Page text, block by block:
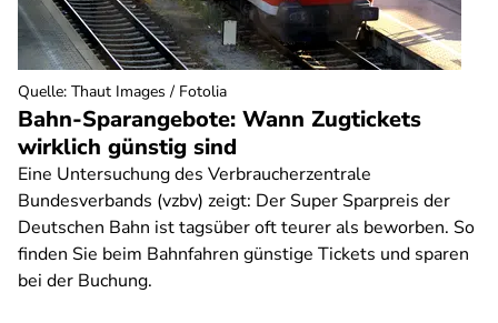
Bahn-Sparangebote: Wann Zugtickets
wirklich günstig sind
Eine Untersuchung des Verbraucherzentrale
Bundesverbands (vzbv) zeigt: Der Super Sparpreis der
Deutschen Bahn ist tagsüber oft teurer als beworben. So
finden Sie beim Bahnfahren günstige Tickets und sparen
bei der Buchung.
Quelle: Thaut Images / Fotolia